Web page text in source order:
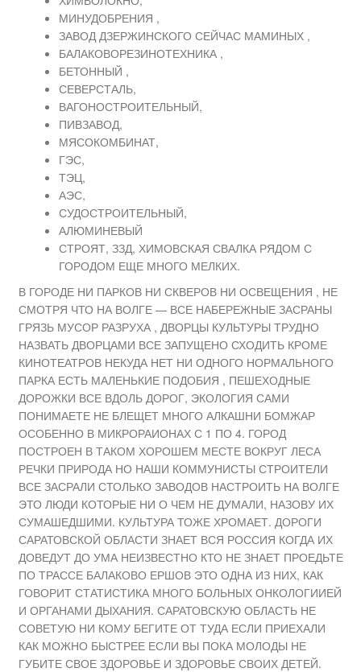
МИНУДОБРЕНИЯ ,
ЗАВОД ДЗЕРЖИНСКОГО СЕЙЧАС МАМИНЫХ ,
БАЛАКОВОРЕЗИНОТЕХНИКА ,
БЕТОННЫЙ ,
СЕВЕРСТАЛЬ,
ВАГОНОСТРОИТЕЛЬНЫЙ,
ПИВЗАВОД,
МЯСОКОМБИНАТ,
ГЭС,
ТЭЦ,
АЭС,
СУДОСТРОИТЕЛЬНЫЙ,
АЛЮМИНЕВЫЙ
СТРОЯТ, ЗЗД, ХИМОВСКАЯ СВАЛКА РЯДОМ С
ГОРОДОМ ЕЩЕ МНОГО МЕЛКИХ.
В ГОРОДЕ НИ ПАРКОВ НИ СКВЕРОВ НИ ОСВЕЩЕНИЯ , НЕ
СМОТРЯ ЧТО НА ВОЛГЕ — ВСЕ НАБЕРЕЖНЫЕ ЗАСРАНЫ
ГРЯЗЬ МУСОР РАЗРУХА , ДВОРЦЫ КУЛЬТУРЫ ТРУДНО
НАЗВАТЬ ДВОРЦАМИ ВСЕ ЗАПУЩЕНО СХОДИТЬ КРОМЕ
КИНОТЕАТРОВ НЕКУДА НЕТ НИ ОДНОГО НОРМАЛЬНОГО
ПАРКА ЕСТЬ МАЛЕНЬКИЕ ПОДОБИЯ , ПЕШЕХОДНЫЕ
ДОРОЖКИ ВСЕ ВДОЛЬ ДОРОГ, ЭКОЛОГИЯ САМИ
ПОНИМАЕТЕ НЕ БЛЕЩЕТ МНОГО АЛКАШНИ БОМЖАР
ОСОБЕННО В МИКРОРАИОНАХ С 1 ПО 4. ГОРОД
ПОСТРОЕН В ТАКОМ ХОРОШЕМ МЕСТЕ ВОКРУГ ЛЕСА
РЕЧКИ ПРИРОДА НО НАШИ КОММУНИСТЫ СТРОИТЕЛИ
ВСЕ ЗАСРАЛИ СТОЛЬКО ЗАВОДОВ НАСТРОИТЬ НА ВОЛГЕ
ЭТО ЛЮДИ КОТОРЫЕ НИ О ЧЕМ НЕ ДУМАЛИ, НАЗОВУ ИХ
СУМАШЕДШИМИ. КУЛЬТУРА ТОЖЕ ХРОМАЕТ. ДОРОГИ
САРАТОВСКОЙ ОБЛАСТИ ЗНАЕТ ВСЯ РОССИЯ КОГДА ИХ
ДОВЕДУТ ДО УМА НЕИЗВЕСТНО КТО НЕ ЗНАЕТ ПРОЕДЬТЕ
ПО ТРАССЕ БАЛАКОВО ЕРШОВ ЭТО ОДНА ИЗ НИХ, КАК
ГОВОРИТ СТАТИСТИКА МНОГО БОЛЬНЫХ ОНКОЛОГИИЕЙ
И ОРГАНАМИ ДЫХАНИЯ. САРАТОВСКУЮ ОБЛАСТЬ НЕ
СОВЕТУЮ НИ КОМУ БЕГИТЕ ОТ ТУДА ЕСЛИ ПРИЕХАЛИ
КАК МОЖНО БЫСТРЕЕ ЕСЛИ ВЫ ПОКА МОЛОДЫ НЕ
ГУБИТЕ СВОЕ ЗДОРОВЬЕ И ЗДОРОВЬЕ СВОИХ ДЕТЕЙ.